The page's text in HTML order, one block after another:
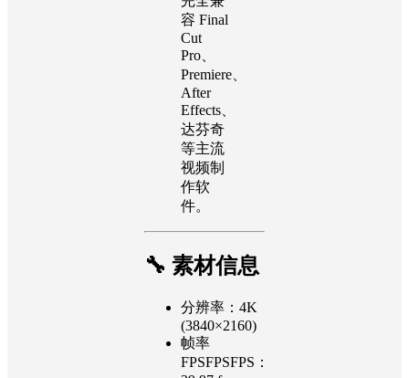
拽即可
使用，
完全兼
容 Final
Cut
Pro、
Premiere、
After
Effects、
达芬奇
等主流
视频制
作软
件。
🔧 素材信息
分辨率：4K
(3840×2160)